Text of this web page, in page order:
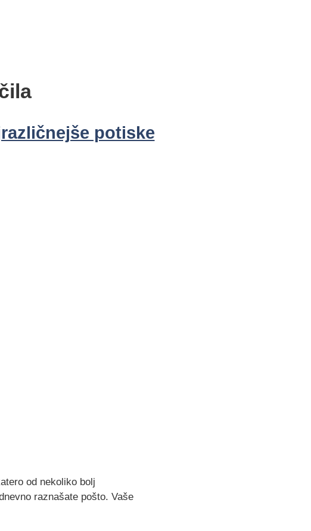
potiske
od nekoliko bolj
raznašate pošto. Vaše